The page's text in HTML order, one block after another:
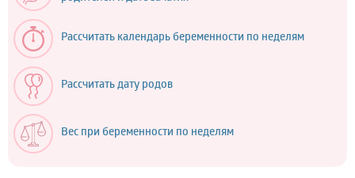
Рассчитать календарь беременности по неделям
Рассчитать дату родов
Вес при беременности по неделям